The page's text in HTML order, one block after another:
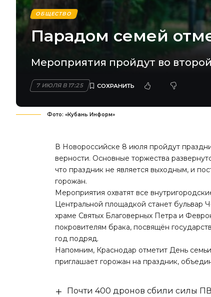
ОБЩЕСТВО
Парадом семей
Мероприятия пройдут во
7 ИЮЛЯ В 17:25
Фото: «Кубань Информ»
В Новороссийске 8 июля пройдут
верности. Основные торжества
что праздник не является выходным, и
горожан.
Мероприятия охватят все
Центральной площадкой станет бульвар
храме Святых Благоверных Петра и
покровителям брака, посвящён
год подряд.
Напомним, Краснодар отметит День
приглашает горожан на праздник,
Почти 400 дронов сбили силы